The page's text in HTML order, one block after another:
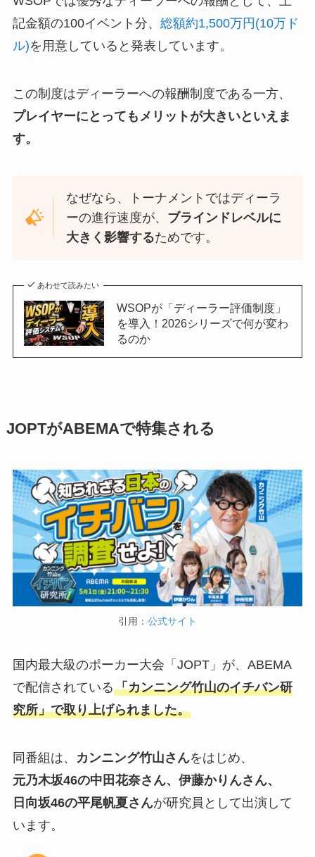
記金額の100イベント分、 総額約1,500万円(10万ド
ル)を用意していると発表しています。
この制度はディーラーへの報酬制度である一方、
プレイヤーにとってもメリットが大きいといえま
す。
なぜなら、トーナメントではディーラ
ーの進行速度が、 ブラインドレベルに
大きく影響するためです。
あわせて読みたい
WSOPが「ディーラー評価制度」
を導入！2026シリーズで何が変わ
るのか
JOPTがABEMAで特集される
引用： 公式サイト
国内最大級のポーカー大会「JOPT」が、ABEMA
で配信されている「カンニング竹山のイチバン研
究所」で取り上げられました。
同番組は、 カンニング竹山さんをはじめ、
元乃木坂46の中田花奈さん、伊藤かりんさん、
日向坂46の平尾帆夏さんが研究員として出演して
います。